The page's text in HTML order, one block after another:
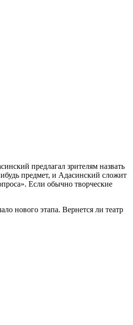
предлагал зрителям назвать
предмет, и Адасинский сложит
Если обычно творческие
нового этапа. Вернется ли театр